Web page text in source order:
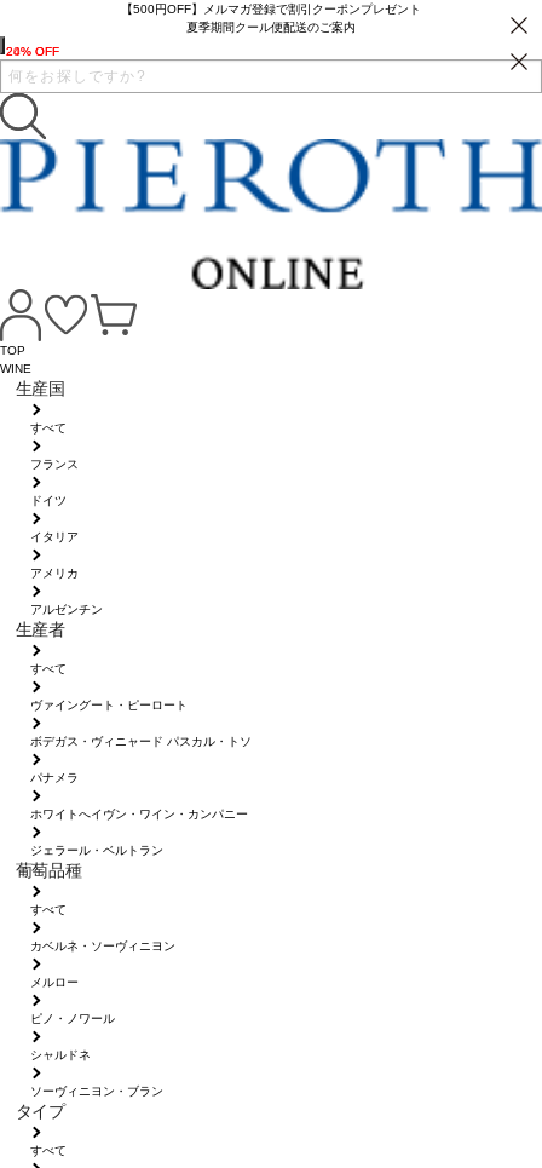
【500円OFF】メルマガ登録で割引クーポンプレゼント
夏季期間クール便配送のご案内
TOP
WINE
生産国
すべて
フランス
ドイツ
イタリア
アメリカ
アルゼンチン
生産者
すべて
ヴァイングート・ピーロート
ボデガス・ヴィニャード パスカル・トソ
パナメラ
ホワイトへイヴン・ワイン・カンパニー
ジェラール・ベルトラン
葡萄品種
すべて
カベルネ・ソーヴィニヨン
メルロー
ピノ・ノワール
シャルドネ
ソーヴィニヨン・ブラン
タイプ
すべて
20% OFF
24% OFF